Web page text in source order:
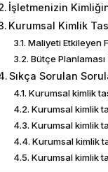
İşletmenizin
Kurumsal Kimlik
Maliyeti Etkileyen
Bütçe
Sıkça Sorulan
Kurumsal kimlik
Kurumsal kimlik
Kurumsal kimlik
Kurumsal kimlik
Kurumsal kimlik